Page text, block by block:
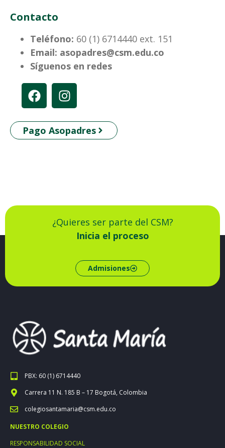
Contacto
Teléfono: 60 (1) 6714440 ext. 151
Email: asopadres@csm.edu.co
Síguenos en redes
Pago Asopadres
¿Quieres ser parte del CSM?
Inicia el proceso
Admisiones
PBX: 60 (1) 6714440
Carrera 11 N. 185 B – 17 Bogotá, Colombia
colegiosantamaria@csm.edu.co
NUESTRO COLEGIO
RESPONSABILIDAD SOCIAL